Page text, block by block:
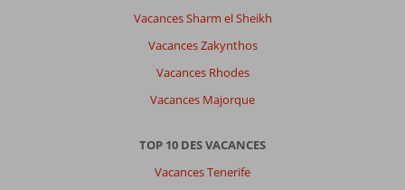
Vacances Sharm el Sheikh
Vacances Zakynthos
Vacances Rhodes
Vacances Majorque
TOP 10 DES VACANCES
Vacances Tenerife